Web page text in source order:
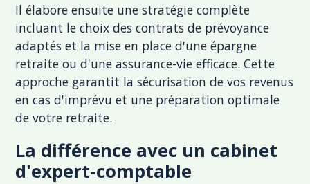
Il élabore ensuite une stratégie complète
incluant le choix des contrats de prévoyance
adaptés et la mise en place d'une épargne
retraite ou d'une assurance-vie efficace. Cette
approche garantit la sécurisation de vos revenus
en cas d'imprévu et une préparation optimale
de votre retraite.
La différence avec un cabinet
d'expert-comptable